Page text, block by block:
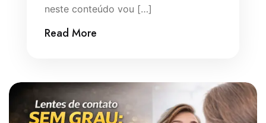
neste conteúdo vou […]
Read More